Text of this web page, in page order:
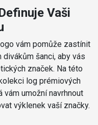
Vaši
vám pomůže zastínit
šanci, aby vás
značek. Na této
log prémiových
umožní navrhnout
výklenek vaší značky.